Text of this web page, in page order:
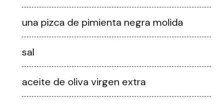
una pizca de pimienta negra molida
sal
aceite de oliva virgen extra